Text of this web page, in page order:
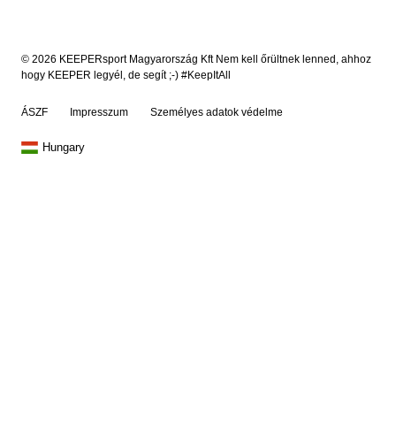
© 2026 KEEPERsport Magyarország Kft Nem kell őrültnek lenned, ahhoz
hogy KEEPER legyél, de segít ;-) #KeepItAll
ÁSZF Impresszum Személyes adatok védelme
Hungary